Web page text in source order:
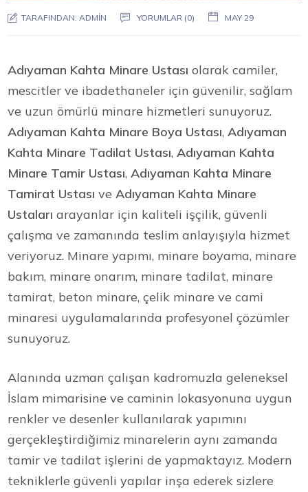
TARAFINDAN: ADMIN YORUMLAR (0) MAY 29
Adıyaman Kahta Minare Ustası olarak camiler,
mescitler ve ibadethaneler için güvenilir, sağlam
ve uzun ömürlü minare hizmetleri sunuyoruz.
Adıyaman Kahta Minare Boya Ustası,Adıyaman
Kahta Minare Tadilat Ustası,Adıyaman Kahta
Minare Tamir Ustası,Adıyaman Kahta Minare
Tamirat Ustası veAdıyaman Kahta Minare
Ustaları arayanlar için kaliteli işçilik, güvenli
çalışma ve zamanında teslim anlayışıyla hizmet
veriyoruz. Minare yapımı, minare boyama, minare
bakım, minare onarım, minare tadilat, minare
tamirat, beton minare, çelik minare ve cami
minaresi uygulamalarında profesyonel çözümler
sunuyoruz.
Alanında uzman çalışan kadromuzla geleneksel
İslam mimarisine ve caminin lokasyonuna uygun
renkler ve desenler kullanılarak yapımını
gerçekleştirdiğimiz minarelerin aynı zamanda
tamir ve tadilat işlerini de yapmaktayız. Modern
tekniklerle güvenli yapılar inşa ederek sizlere